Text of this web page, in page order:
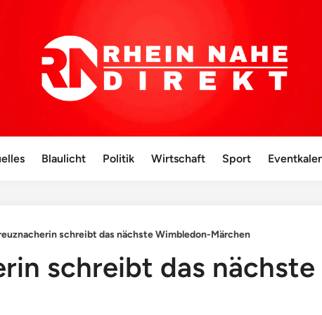
Blaulicht Politik Wirtschaft Sport
schreibt das nächste Wimbledon-Märchen
schreibt das